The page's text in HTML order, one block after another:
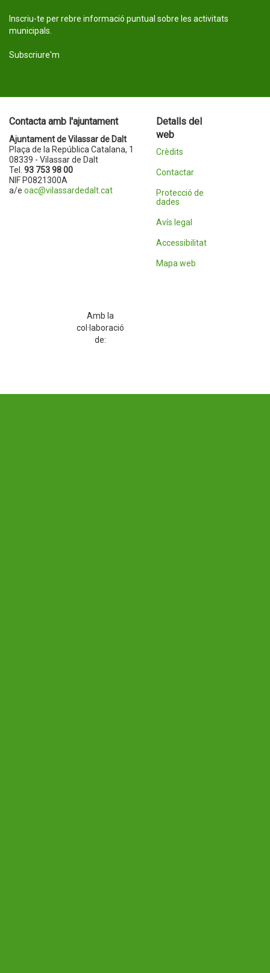
Inscriu-te per rebre informació puntual sobre les activitats
municipals.
Subscriure'm
Contacta amb l'ajuntament
Ajuntament de Vilassar de Dalt
Plaça de la República Catalana, 1
08339 - Vilassar de Dalt
Tel. 93 753 98 00
NIF P0821300A
a/e oac@vilassardedalt.cat
Detalls del
web
Crèdits
Contactar
Protecció de
dades
Avís legal
Accessibilitat
Mapa web
Amb la
col·laboració
de: